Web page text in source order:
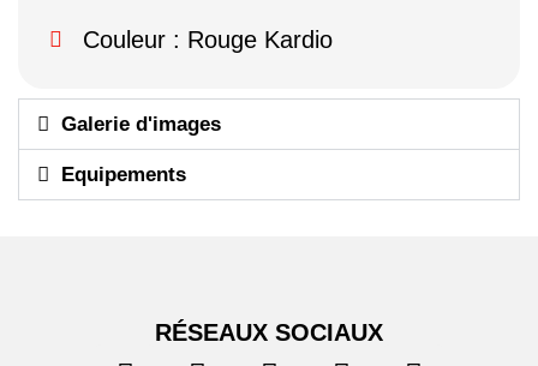
Couleur : Rouge Kardio
Galerie d'images
Equipements
RÉSEAUX SOCIAUX